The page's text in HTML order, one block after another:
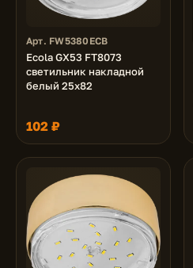
Арт. FW5380ECB
Ecola GX53 FT8073
светильник накладной
белый 25x82
102 ₽